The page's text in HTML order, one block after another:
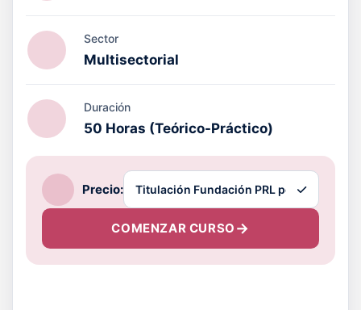
Sector
Multisectorial
Duración
50 Horas (Teórico-Práctico)
Precio:
COMENZAR CURSO